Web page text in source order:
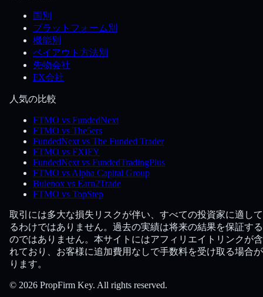
国別
プラットフォーム別
機能別
ペイアウト方法別
先物会社
FX会社
人気の比較
FTMO vs FundedNext
FTMO vs The5ers
FundedNext vs The Funded Trader
FTMO vs FXIFY
FundedNext vs FundedTradingPlus
FTMO vs Alpha Capital Group
Bulenox vs Earn2Trade
FTMO vs TopStep
取引には多大な損失リスクが伴い、すべての投資家に適し
るわけではありません。過去の実績は将来の結果を保証す
のではありません。本サイトにはアフィリエイトリンクが
れており、お客様に追加費用なしで手数料を受け取る場合
ります。
© 2026 PropFirm Key. All rights reserved.